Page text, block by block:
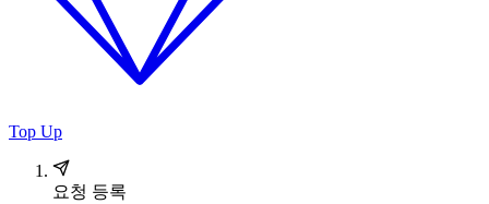
Top Up
요청 등록